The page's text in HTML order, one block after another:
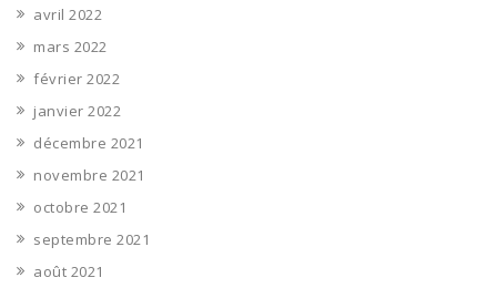
avril 2022
mars 2022
février 2022
janvier 2022
décembre 2021
novembre 2021
octobre 2021
septembre 2021
août 2021